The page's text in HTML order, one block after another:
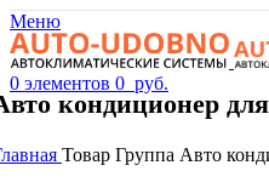
Меню
0 элементов 0 руб.
кондиционер
Товар Группа Авто